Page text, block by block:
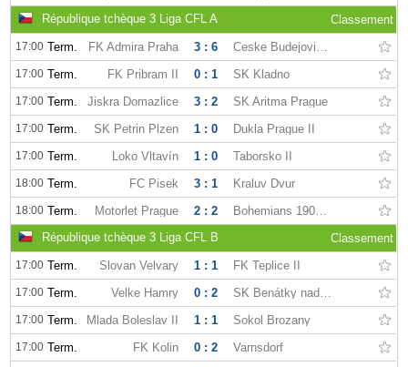
République tchèque 3 Liga CFL A
Classement
17:00 Term. FK Admira Praha 3 : 6 Ceske Budejovice II
17:00 Term. FK Pribram II 0 : 1 SK Kladno
17:00 Term. Jiskra Domazlice 3 : 2 SK Aritma Prague
17:00 Term. SK Petrin Plzen 1 : 0 Dukla Prague II
17:00 Term. Loko Vltavín 1 : 0 Taborsko II
18:00 Term. FC Pisek 3 : 1 Kraluv Dvur
18:00 Term. Motorlet Prague 2 : 2
Bohemians 1905 II
République tchèque 3 Liga CFL B
Classement
17:00 Term. Slovan Velvary 1 : 1 FK Teplice II
17:00 Term. Velke Hamry 0 : 2 SK Benátky nad Jizerou
17:00 Term. Mlada Boleslav II 1 : 1 Sokol Brozany
17:00 Term. FK Kolin 0 : 2 Varnsdorf